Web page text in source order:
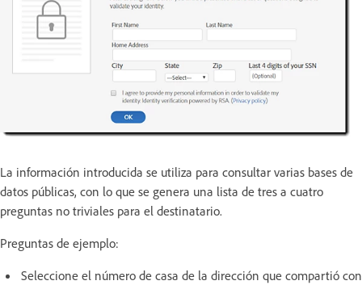
La información introducida se utiliza para consultar varias bases de
datos públicas, con lo que se genera una lista de tres a cuatro
preguntas no triviales para el destinatario.
Preguntas de ejemplo:
Seleccione el número de casa de la dirección que compartió con